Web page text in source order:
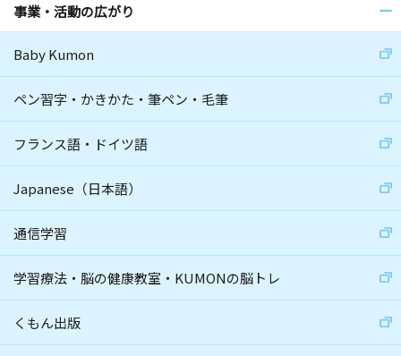
事業・活動の広がり
Baby Kumon
ペン習字・かきかた・筆ペン・毛筆
フランス語・ドイツ語
Japanese（日本語）
通信学習
学習療法・脳の健康教室・KUMONの脳トレ
くもん出版